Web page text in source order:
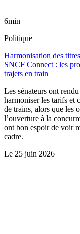
6min
Politique
Harmonisation des
SNCF Connect : les
trajets en train
Les sénateurs ont
harmoniser les tarifs et
de trains, alors que les
l’ouverture à la
ont bon espoir de voir
cadre.
Le 25 juin 2026